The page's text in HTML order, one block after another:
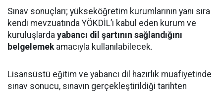
Sınav sonuçları; yükseköğretim kurumlarının yanı sıra
kendi mevzuatında YÖKDİL’i kabul eden kurum ve
kuruluşlarda yabancı dil şartının sağlandığını
belgelemek amacıyla kullanılabilecek.
Lisansüstü eğitim ve yabancı dil hazırlık muafiyetinde
sınav sonucu, sınavın gerçekleştirildiği tarihten